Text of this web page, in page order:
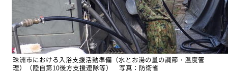
珠洲市における入浴支援活動準備（水とお湯の量の調節・温度管
理）（陸自第10後方支援連隊等） 写真：防衛省